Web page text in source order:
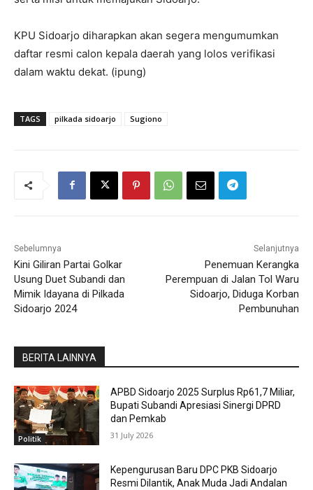
KPU Sidoarjo diharapkan akan segera mengumumkan
daftar resmi calon kepala daerah yang lolos verifikasi
dalam waktu dekat. (ipung)
TAGS pilkada sidoarjo Sugiono
Sebelumnya
Kini Giliran Partai Golkar
Usung Duet Subandi dan
Mimik Idayana di Pilkada
Sidoarjo 2024
Selanjutnya
Penemuan Kerangka
Perempuan di Jalan Tol Waru
Sidoarjo, Diduga Korban
Pembunuhan
BERITA LAINNYA
Politik
APBD Sidoarjo 2025 Surplus Rp61,7 Miliar,
Bupati Subandi Apresiasi Sinergi DPRD
dan Pemkab
31 July 2026
Kepengurusan Baru DPC PKB Sidoarjo
Resmi Dilantik, Anak Muda Jadi Andalan